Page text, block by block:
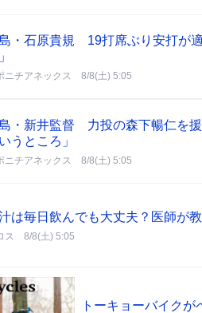
・石原貴規 19打席ぶり安打が
ニチアネックス 8/8(土) 5:05
・新井監督 力投の森下暢仁を
うところ」
ニチアネックス 8/8(土) 5:05
は毎日飲んでも大丈夫？医師が
ス 8/8(土) 5:05
トーキョーバイク